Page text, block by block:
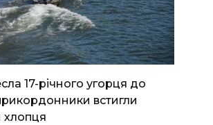
17-річного угорця до
встигли
хлопця